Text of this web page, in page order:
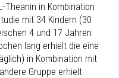
Theanin in Kombination
mit 34 Kindern (30
4 und 17 Jahren
lang erhielt die eine
in Kombination mit
Gruppe erhielt